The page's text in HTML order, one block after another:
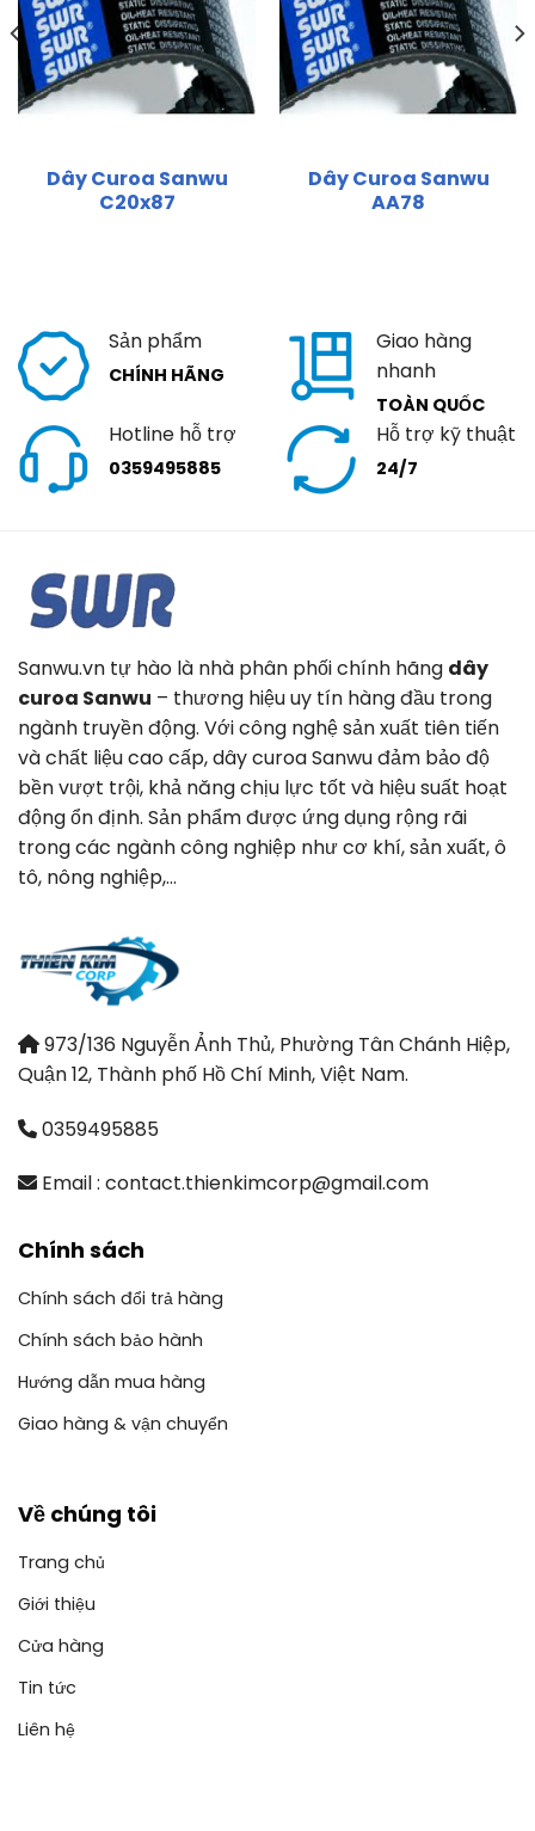
Dây Curoa Sanwu
C20x87
Dây Curoa Sanwu
AA78
Sản phẩm
CHÍNH HÃNG
Giao hàng
nhanh
TOÀN QUỐC
Hotline hỗ trợ
0359495885
Hỗ trợ kỹ thuật
24/7
Sanwu.vn tự hào là nhà phân phối chính hãng dây
curoa Sanwu – thương hiệu uy tín hàng đầu trong
ngành truyền động. Với công nghệ sản xuất tiên tiến
và chất liệu cao cấp, dây curoa Sanwu đảm bảo độ
bền vượt trội, khả năng chịu lực tốt và hiệu suất hoạt
động ổn định. Sản phẩm được ứng dụng rộng rãi
trong các ngành công nghiệp như cơ khí, sản xuất, ô
tô, nông nghiệp,…
973/136 Nguyễn Ảnh Thủ, Phường Tân Chánh Hiệp,
Quận 12, Thành phố Hồ Chí Minh, Việt Nam.
0359495885
Email : contact.thienkimcorp@gmail.com
Chính sách
Chính sách đổi trả hàng
Chính sách bảo hành
Hướng dẫn mua hàng
Giao hàng & vận chuyển
Về chúng tôi
Trang chủ
Giới thiệu
Cửa hàng
Tin tức
Liên hệ